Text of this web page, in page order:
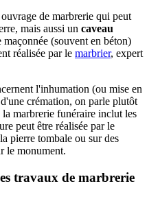
de marbrerie qui peut
mais aussi un caveau
maçonnée (souvent en béton)
réalisée par le marbrier, expert
l'inhumation (ou mise en
crémation, on parle plutôt
marbrerie funéraire inclut les
peut être réalisée par le
pierre tombale ou sur des
le monument.
travaux de marbrerie